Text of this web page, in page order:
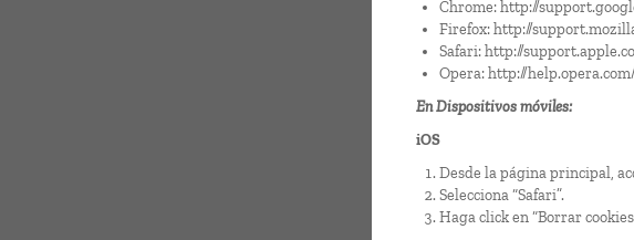
Chrome:http://
Firefox:http://
Safari:http://
Opera:http://
En Dispositivos móviles:
iOS
Desde la página principal,
Selecciona “Safari”.
Haga click en “Borrar